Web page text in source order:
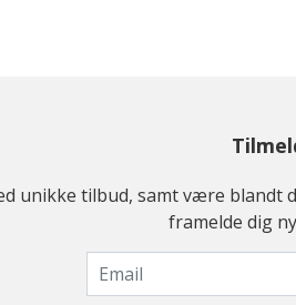
unikke tilbud, samt være
framelde dig